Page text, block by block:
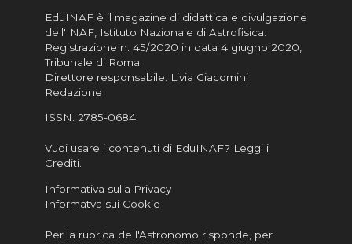
EduINAF è il magazine di didattica e divulgazione
dell'INAF, Istituto Nazionale di Astrofisica
Registrazione n. 45/2020 in data 4 giugno 2020,
Tribunale di Roma
Direttore responsabile: Livia Giacomini
Redazione
ISSN: 2785-0684
Vuoi usare i contenuti di EduINAF? Leggi i
Crediti.
Informativa sulla Privacy
Informatva sui Cookie
Per la rubrica de l'Astronomo risponde, per